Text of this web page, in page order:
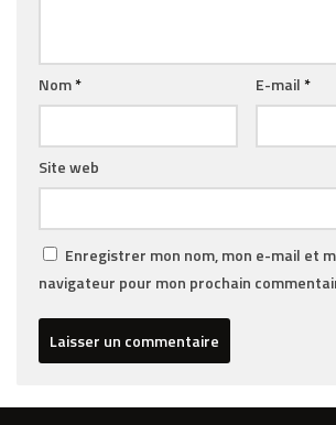
Nom* E-mail*
Site web
Enregistrer mon nom, mon e-mail et
navigateur pour mon prochain